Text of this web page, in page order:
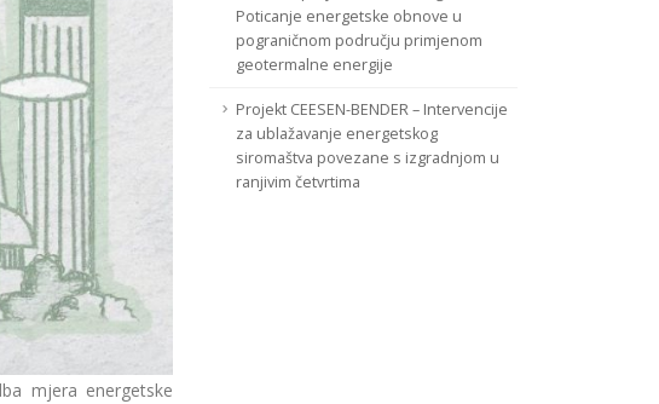
mjera energetske
Poticanje energetske obnove u
pograničnom području primjenom
geotermalne energije
Projekt CEESEN-BENDER – Intervencije
za ublažavanje energetskog
siromaštva povezane s izgradnjom u
ranjivim četvrtima